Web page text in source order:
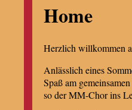
Home
Herzlich willkommen
Anlässlich eines
Spaß am
so der MM-Chor ins